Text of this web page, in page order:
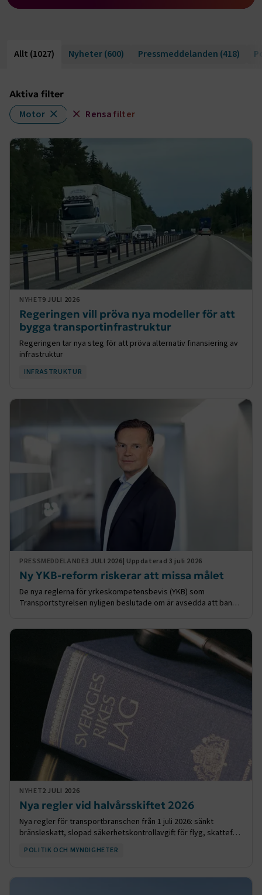
Allt (1027) Nyheter(600) Pressmeddelanden (418)
Aktiva filter
Motor Rensa filter
NYHET9 JULI 2026
Regeringen vill pröva nya modeller för att
bygga transportinfrastruktur
Regeringen tar nya steg för att pröva alternativ finansiering av
infrastruktur
INFRASTRUKTUR
PRESSMEDDELANDE3 JULI 2026| Uppdaterad 3 juli 2026
Ny YKB-reform riskerar att missa målet
De nya reglerna för yrkeskompetensbevis (YKB) som
Transportstyrelsen nyligen beslutade om är avsedda att bana
nya föreskrifter riskerar dock att begränsa reformens
genomslag genom att fortfarande ställa omfattande krav på
fysisk närvaro, i stället för fjärrundervisning.
NYHET2 JULI 2026
Nya regler vid halvårsskiftet 2026
Nya regler för transportbranschen från 1 juli 2026: sänkt
bränsleskatt, slopad säkerhetskontrollavgift för flyg, skattefri
POLITIK OCH MYNDIGHETER